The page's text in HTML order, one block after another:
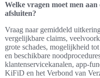
Welke vragen moet men
afsluiten?
Vraag naar gemiddeld
vergelijkbare claims,
grote schades, mogelijkheid
en beschikbare
klantenservicekanalen, app-
KiFiD en het Verbond van